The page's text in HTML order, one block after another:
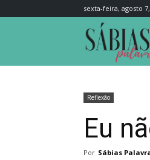
sexta-feira, agosto
Reflexão
Eu
Por Sábias